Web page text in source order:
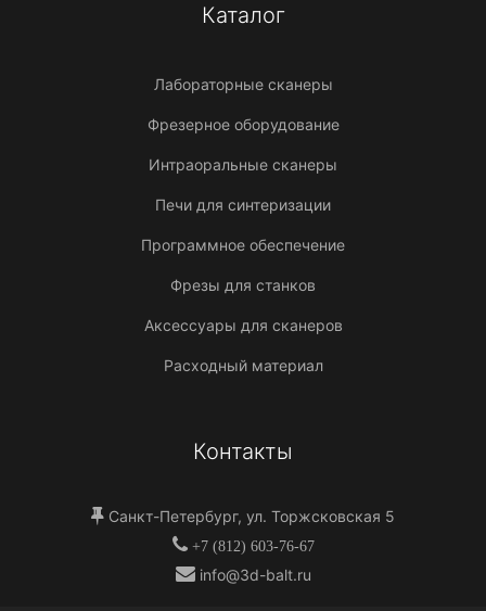
Каталог
Лабораторные сканеры
Фрезерное оборудование
Интраоральные сканеры
Печи для синтеризации
Программное обеспечение
Фрезы для станков
Аксессуары для сканеров
Расходный материал
Контакты
Санкт-Петербург, ул. Торжсковская 5
+7 (812) 603-76-67
info@3d-balt.ru